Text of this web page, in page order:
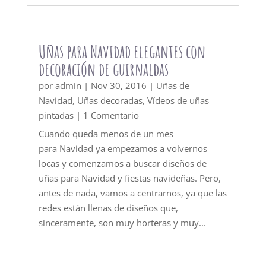
Uñas para Navidad elegantes con
decoración de guirnaldas
por admin | Nov 30, 2016 | Uñas de
Navidad, Uñas decoradas, Vídeos de uñas
pintadas| 1 Comentario
Cuando queda menos de un mes
para Navidad ya empezamos a volvernos
locas y comenzamos a buscar diseños de
uñas para Navidad y fiestas navideñas. Pero,
antes de nada, vamos a centrarnos, ya que las
redes están llenas de diseños que,
sinceramente, son muy horteras y muy...